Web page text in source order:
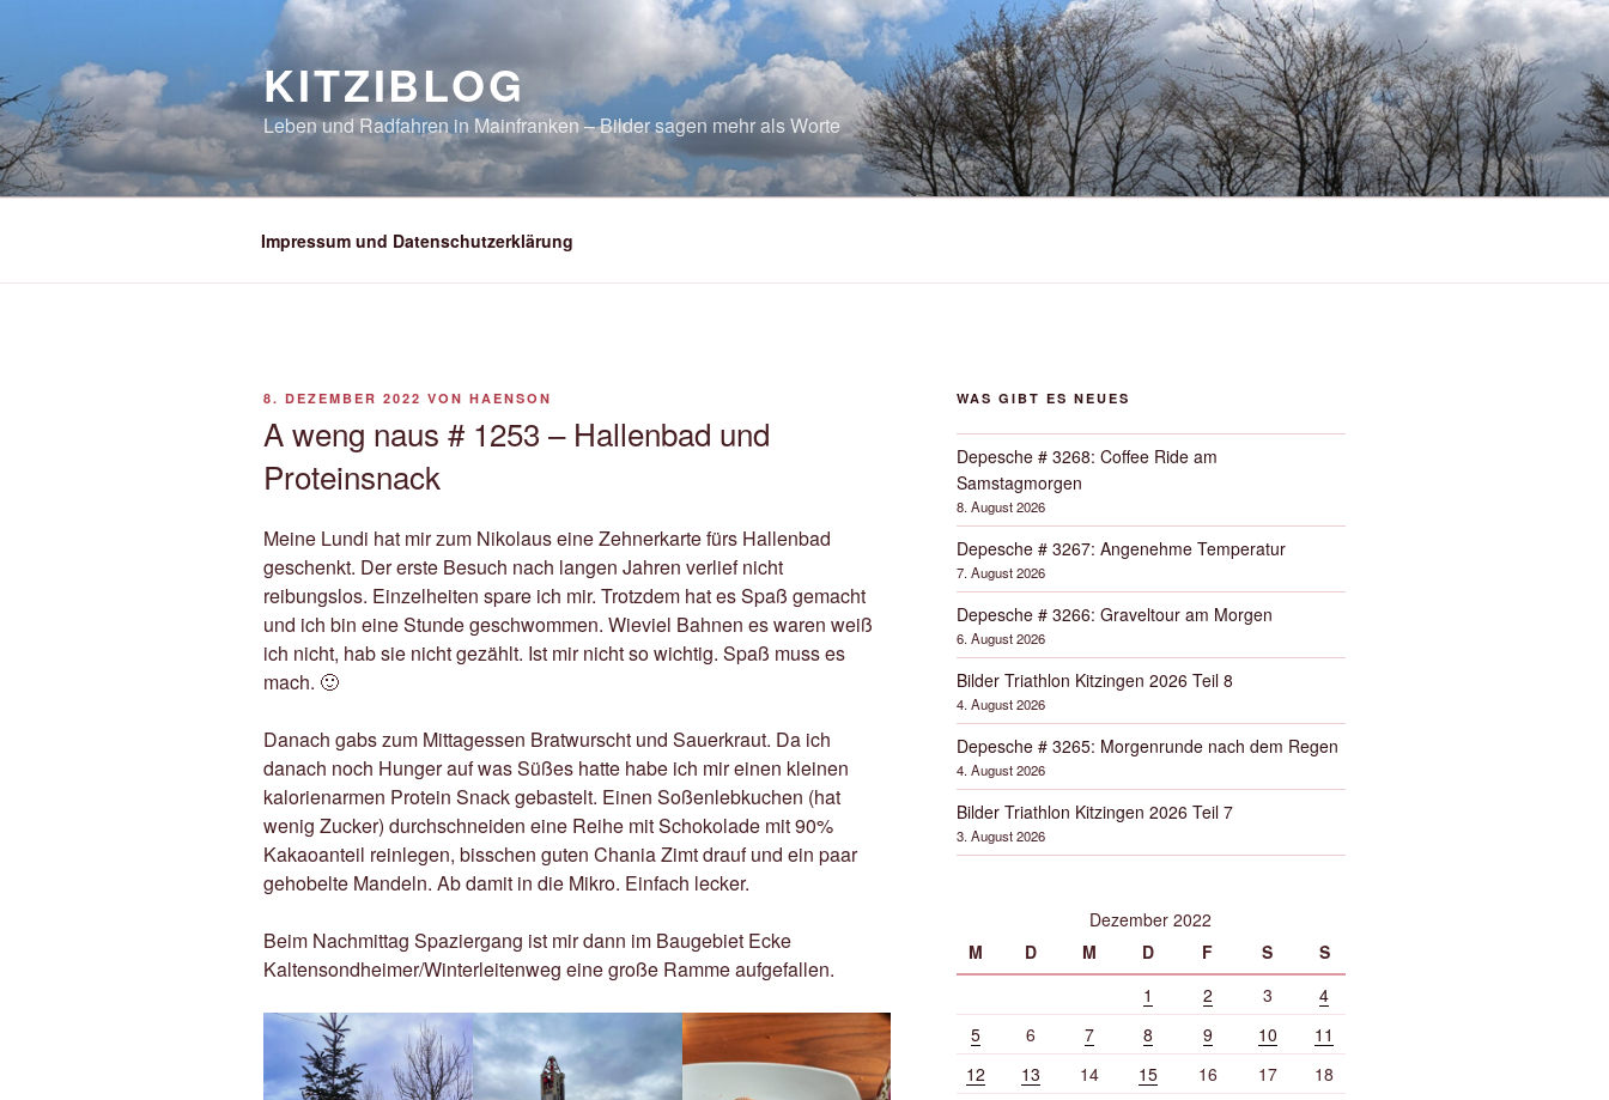
springen
KITZIBLOG
Leben und Radfahren in Mainfranken – Bilder sagen mehr als Worte
Impressum und Datenschutzerklärung
VERÖFFENTLICHT
8. DEZEMBER 2022 VON HAENSON
A weng naus # 1253 – Hallenbad und
Proteinsnack
Meine Lundi hat mir zum Nikolaus eine Zehnerkarte fürs Hallenbad
geschenkt. Der erste Besuch nach langen Jahren verlief nicht
reibungslos. Einzelheiten spare ich mir. Trotzdem hat es Spaß gemacht
und ich bin eine Stunde geschwommen. Wieviel Bahnen es waren weiß
ich nicht, hab sie nicht gezählt. Ist mir nicht so wichtig. Spaß muss es
mach. 🙂
Danach gabs zum Mittagessen Bratwurscht und Sauerkraut. Da ich
danach noch Hunger auf was Süßes hatte habe ich mir einen kleinen
kalorienarmen Protein Snack gebastelt. Einen Soßenlebkuchen (hat
wenig Zucker) durchschneiden eine Reihe mit Schokolade mit 90%
Kakaoanteil reinlegen, bisschen guten Chania Zimt drauf und ein paar
gehobelte Mandeln. Ab damit in die Mikro. Einfach lecker.
Beim Nachmittag Spaziergang ist mir dann im Baugebiet Ecke
Kaltensondheimer/Winterleitenweg eine große Ramme aufgefallen.
WAS GIBT ES NEUES
Depesche # 3268: Coffee Ride am
Samstagmorgen
8. August 2026
Depesche # 3267: Angenehme Temperatur
7. August 2026
Depesche # 3266: Graveltour am Morgen
6. August 2026
Bilder Triathlon Kitzingen 2026 Teil 8
4. August 2026
Depesche # 3265: Morgenrunde nach dem Regen
4. August 2026
Bilder Triathlon Kitzingen 2026 Teil 7
3. August 2026
Dezember 2022
M
D M D F S
S
1
2 3
4
5
6 7 8 9 10
11
12
13 14 15 16 17
18